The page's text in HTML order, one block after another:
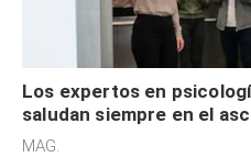
Los expertos en
saludan siempre en el
defensiva y tienen
MAG.